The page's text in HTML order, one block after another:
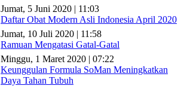
Jumat, 5 Juni 2020 | 11:03
Daftar Obat Modern Asli Indonesia April 2020
Jumat, 10 Juli 2020 | 11:58
Ramuan Mengatasi Gatal-Gatal
Minggu, 1 Maret 2020 | 07:22
Keunggulan Formula SoMan Meningkatkan
Daya Tahan Tubuh